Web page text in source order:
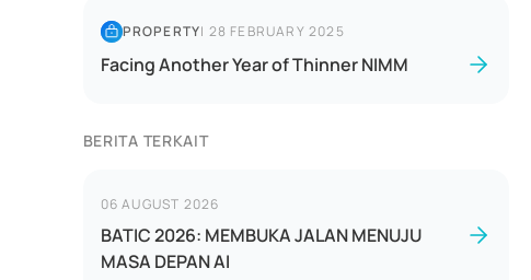
PROPERTY| 28 FEBRUARY 2025
Facing Another Year of Thinner NIMM
BERITA TERKAIT
06 AUGUST 2026
BATIC 2026: MEMBUKA JALAN MENUJU
MASA DEPAN AI